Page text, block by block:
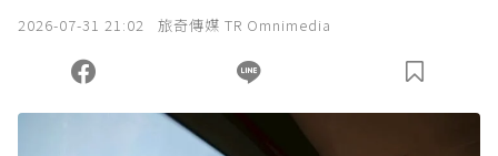
您當前剩餘 U 利點數：0點；前往 購買點數
2026-07-31 21:02 旅奇傳媒 TR Omnimedia